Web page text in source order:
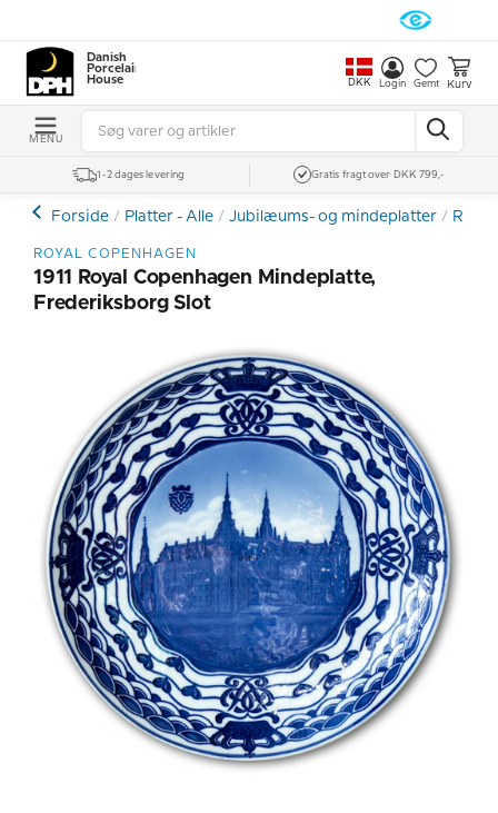
Danish
Porcelain
House
DKK Login Gemt Kurv
MENU
1-2 dages levering Gratis fragt over DKK 799,-
Forside Platter - Alle Jubilæums- og mindeplatter
ROYAL COPENHAGEN
1911 Royal Copenhagen Mindeplatte,
Frederiksborg Slot